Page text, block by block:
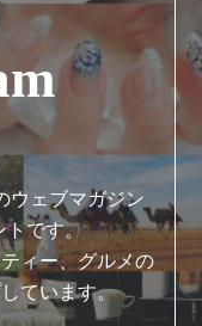
ウェブマガジン
トです。
ィー、グルメの
ています。